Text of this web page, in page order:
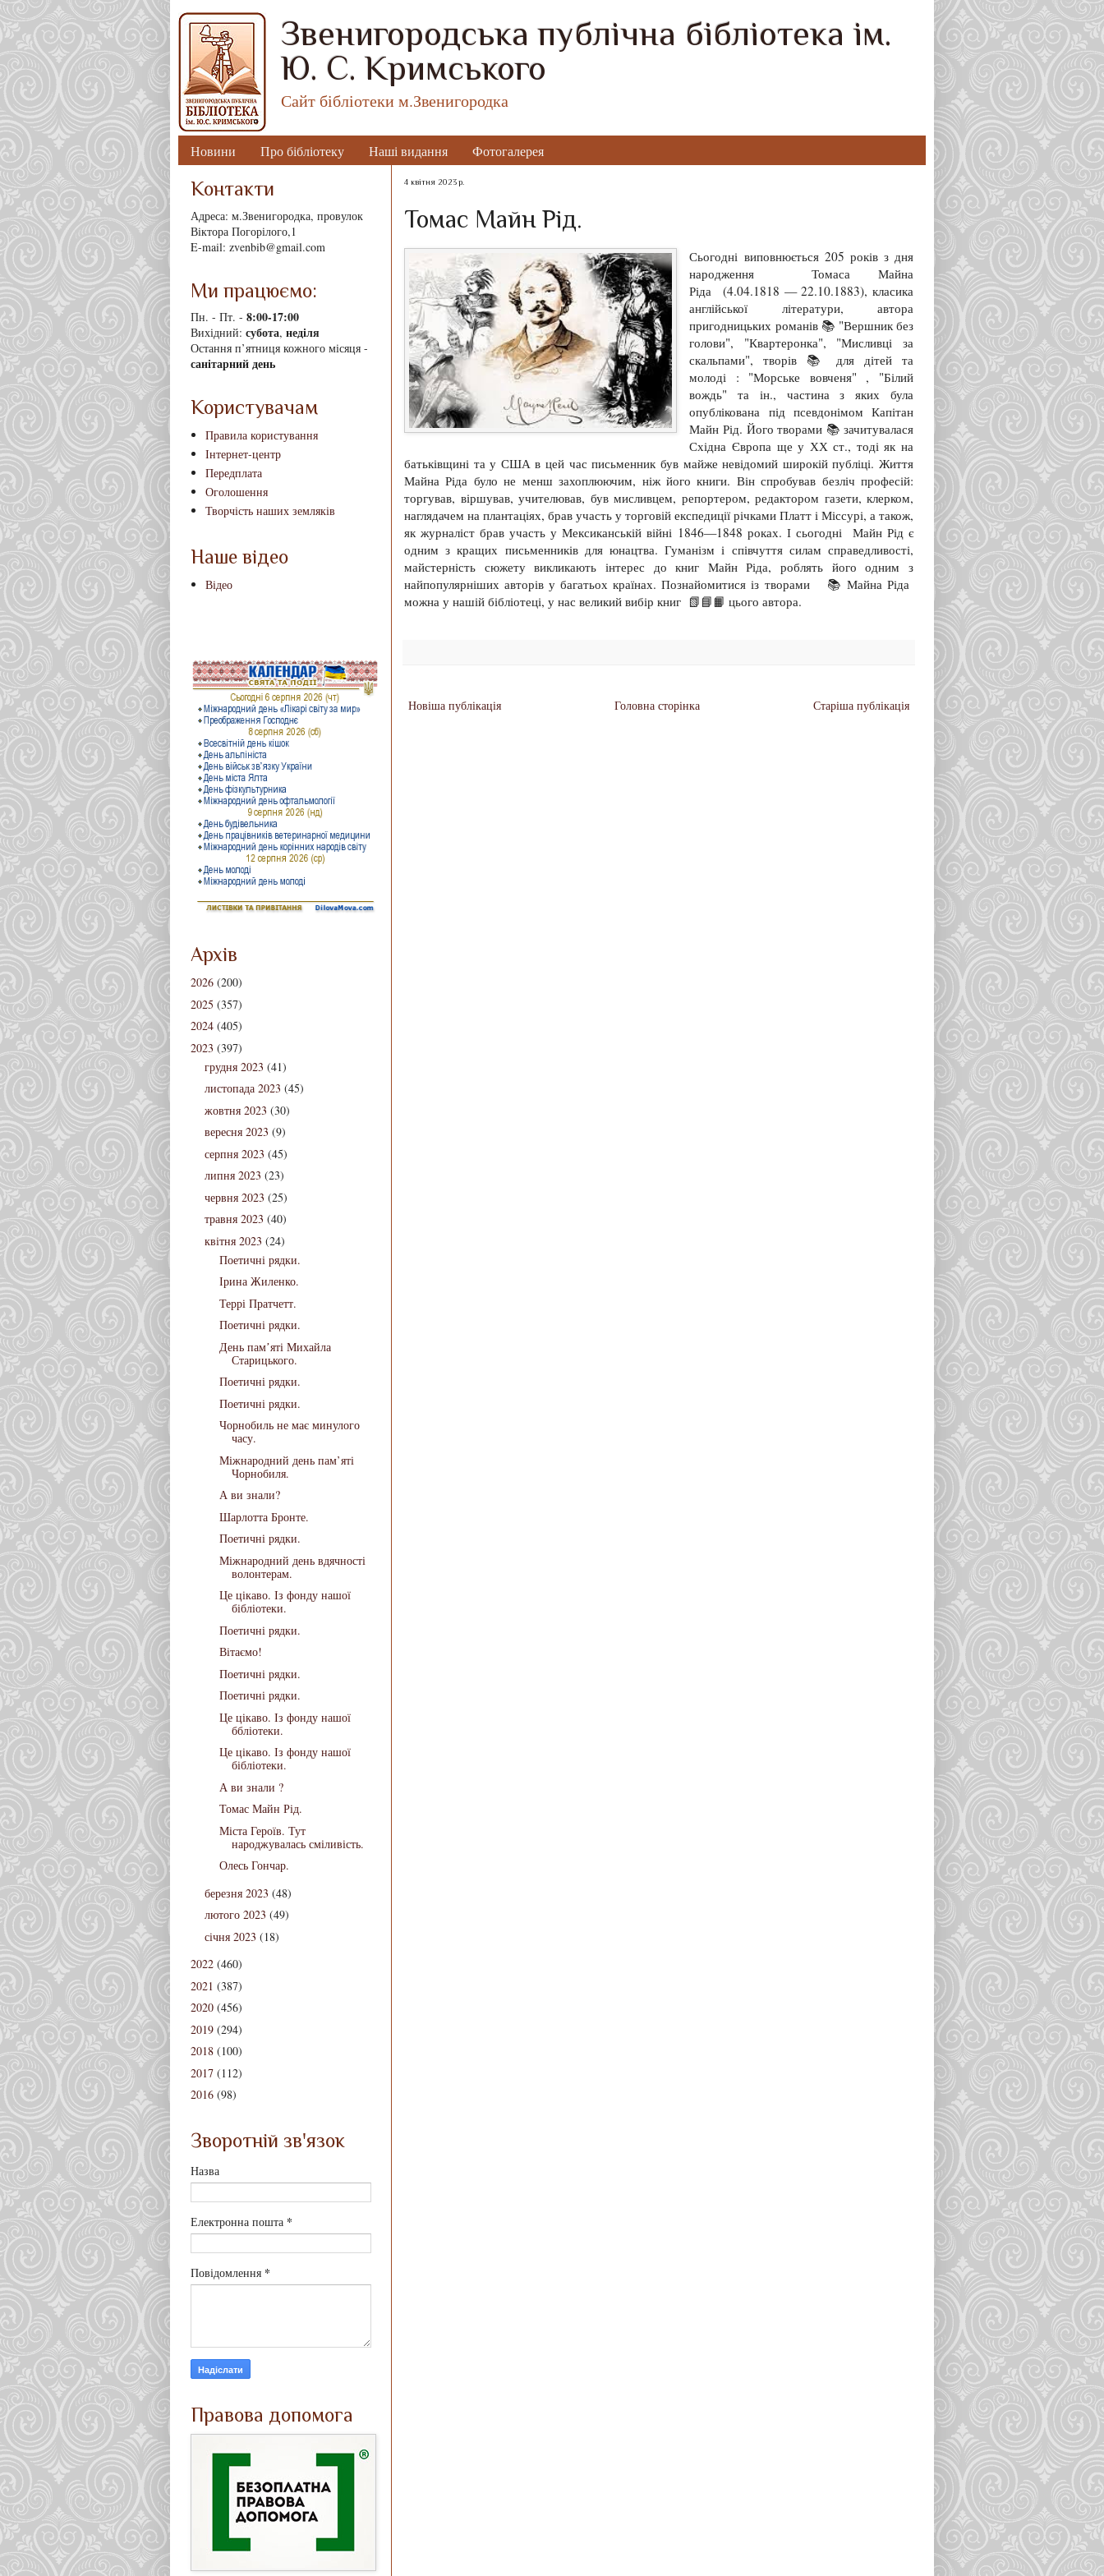
Звенигородська публічна бібліотека ім.
Ю. С. Кримського
Сайт бібліотеки м.Звенигородка
Новини Про бібліотеку Наші видання Фотогалерея
4 квітня 2023 р.
Томас Майн Рід.
Сьогодні виповнюється 205 років з дня
народження Томаса Майна
Ріда (4.04.1818 — 22.10.1883), класика
англійської літератури, автора
пригодницьких романів 📚 "Вершник без
голови", "Квартеронка", "Мисливці за
скальпами", творів 📚 для дітей та
молоді : "Морське вовченя" , "Білий
вождь" та ін., частина з яких була
опублікована під псевдонімом Капітан
Майн Рід. Його творами 📚 зачитувалася
Східна Європа ще у ХХ ст., тоді як на
батьківщині та у США в цей час письменник був майже невідомий широкій публіці. Життя
Майна Ріда було не менш захоплюючим, ніж його книги. Він спробував безліч професій:
торгував, віршував, учителював, був мисливцем, репортером, редактором газети, клерком,
наглядачем на плантаціях, брав участь у торговій експедиції річками Платт і Міссурі, а також,
як журналіст брав участь у Мексиканській війні 1846—1848 роках. І сьогодні Майн Рід є
одним з кращих письменників для юнацтва. Гуманізм і співчуття силам справедливості,
майстерність сюжету викликають інтерес до книг Майн Ріда, роблять його одним з
найпопулярніших авторів у багатьох країнах. Познайомитися із творами 📚 Майна Ріда
можна у нашій бібліотеці, у нас великий вибір книг 📗📘📙 цього автора.
Новіша публікація Старіша публікація
Головна сторінка
Контакти
Адреса: м.Звенигородка, провулок
Віктора Погорілого,1
E-mail: zvenbib@gmail.com
Ми працюємо:
Пн. - Пт. - 8:00-17:00
Вихідний: субота, неділя
Остання п’ятниця кожного місяця -
санітарний день
Користувачам
Правила користування
Інтернет-центр
Передплата
Оголошення
Творчість наших земляків
Наше відео
Відео
Архів
2026 (200)
2025 (357)
2024 (405)
2023 (397)
грудня 2023 (41)
листопада 2023 (45)
жовтня 2023 (30)
вересня 2023 (9)
серпня 2023 (45)
липня 2023 (23)
червня 2023 (25)
травня 2023 (40)
квітня 2023 (24)
Поетичні рядки.
Ірина Жиленко.
Террі Пратчетт.
Поетичні рядки.
День памʼяті Михайла
Старицького.
Поетичні рядки.
Поетичні рядки.
Чорнобиль не має минулого
часу.
Міжнародний день пам’яті
Чорнобиля.
А ви знали?
Шарлотта Бронте.
Поетичні рядки.
Міжнародний день вдячності
волонтерам.
Це цікаво. Із фонду нашої
бібліотеки.
Поетичні рядки.
Вітаємо!
Поетичні рядки.
Поетичні рядки.
Це цікаво. Із фонду нашої
ббліотеки.
Це цікаво. Із фонду нашої
бібліотеки.
А ви знали ?
Томас Майн Рід.
Міста Героїв. Тут
народжувалась сміливість.
Олесь Гончар.
березня 2023 (48)
лютого 2023 (49)
січня 2023 (18)
2022 (460)
2021 (387)
2020 (456)
2019 (294)
2018 (100)
2017 (112)
2016 (98)
Зворотній зв'язок
Назва
Електронна пошта *
Повідомлення *
Правова допомога